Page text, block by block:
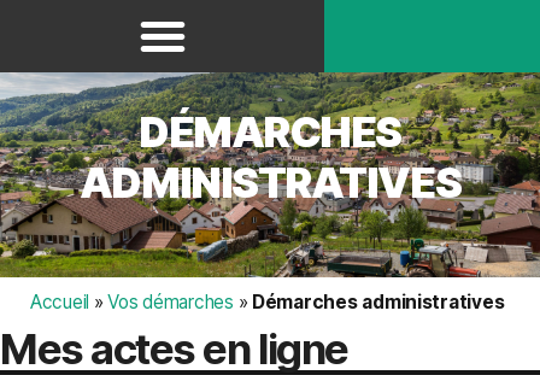
DÉMARCHES
ADMINISTRATIVES
Accueil »Vos démarches » Démarches administratives
Mes actes en ligne